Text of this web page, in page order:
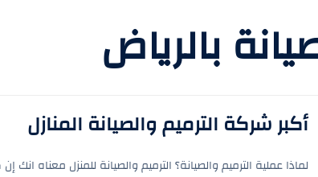
بالرياض
أكبر شركة الترميم والصيانة المنازل
لماذا عملية الترميم والصيانة؟ الترميم والصيانة للمنزل معناه انك